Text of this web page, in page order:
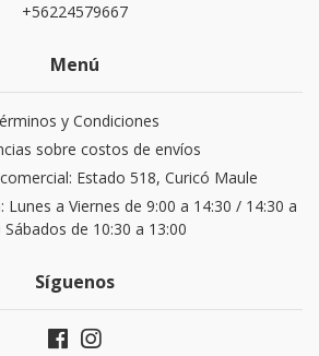
+56224579667
Menú
y Condiciones
sobre costos de envíos
Estado 518, Curicó Maule
a Viernes de 9:00 a 14:30 / 14:30 a
Sábados de 10:30 a 13:00
Síguenos